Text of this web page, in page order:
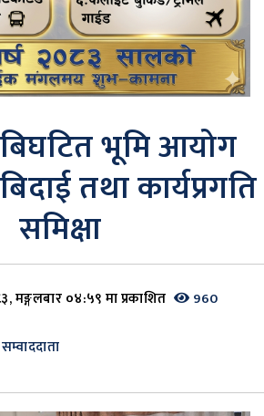
भूमि आयोग
तथा कार्यप्रगति
समिक्षा
मङ्गलबार ०४:५९ मा प्रकाशित 960